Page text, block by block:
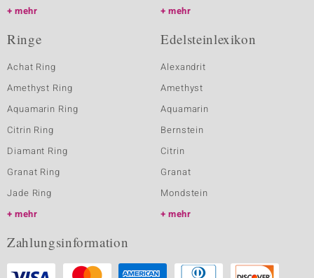
mehr
mehr
Ringe
Achat Ring
Amethyst Ring
Aquamarin Ring
Citrin Ring
Diamant Ring
Granat Ring
Jade Ring
mehr
Edelsteinlexikon
Alexandrit
Amethyst
Aquamarin
Bernstein
Citrin
Granat
Mondstein
mehr
Zahlungsinformation